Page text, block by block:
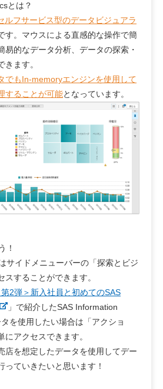
とは？
ルフサービス型のデータビジュアラ
す。マウスによる直感的な操作で簡
易的なデータ分析、データの探索・
ます。
でもIn-memoryエンジンを使用して
することが可能となっています。
！
サイドメニューバーの「探索とビジ
スすることができます。
2弾＞新入社員と初めてのSAS
」で紹介したSAS Information
を使用したい場合は「アクショ
にアクセスできます。
店を想定したデータを使用してデー
っていきたいと思います！